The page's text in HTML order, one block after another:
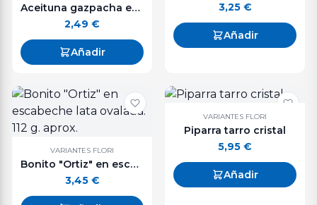
Aceituna gazpacha extremeña - 250 g. aprox
2,49 €
Añadir
3,25 €
Añadir
VARIANTES FLORI
Bonito "Ortiz" en escabeche lata ovalada. 112 g. aprox.
3,45 €
VARIANTES FLORI
Piparra tarro cristal
5,95 €
Añadir